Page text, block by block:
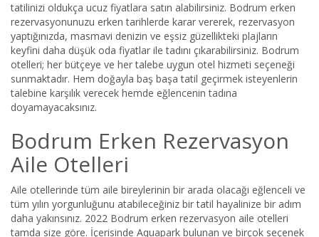
tatilinizi oldukça ucuz fiyatlara satın alabilirsiniz. Bodrum erken
rezervasyonunuzu erken tarihlerde karar vererek, rezervasyon
yaptığınızda, masmavi denizin ve eşsiz güzellikteki plajların
keyfini daha düşük oda fiyatlar ile tadını çıkarabilirsiniz. Bodrum
otelleri; her bütçeye ve her talebe uygun otel hizmeti seçeneği
sunmaktadır. Hem doğayla baş başa tatil geçirmek isteyenlerin
talebine karşılık verecek hemde eğlencenin tadına
doyamayacaksınız.
Bodrum Erken Rezervasyon
Aile Otelleri
Aile otellerinde tüm aile bireylerinin bir arada olacağı eğlenceli ve
tüm yılın yorgunluğunu atabileceğiniz bir tatil hayalinize bir adım
daha yakınsınız. 2022 Bodrum erken rezervasyon aile otelleri
tamda size göre. İçerisinde Aquapark bulunan ve birçok seçenek